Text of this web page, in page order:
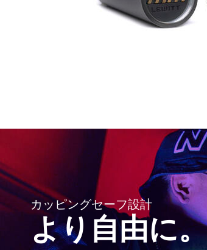
カッピングセーフ設計
より自由に。